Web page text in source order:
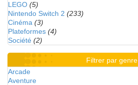
LEGO (5)
Nintendo Switch 2 (233)
Cinéma (3)
Plateformes (4)
Société (2)
Filtrer par genre
Arcade
Aventure